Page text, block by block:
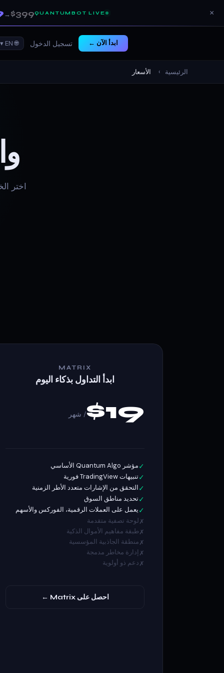
QUANTUMBOT LIVE
$399
→ ×
🌐 EN ▾ تسجيل الدخول ابدأ الآن ←
الرئيسية › الأسعار
اختر
MATRIX
ابدأ التداول بذكاء اليوم
$19/ شهر
✓مؤشر Quantum Algo الأساسي
✓تنبيهات TradingView فورية
✓التحقق من الإشارات متعدد الأطر الزمنية
✓تحديد مناطق السوق
✓يعمل على العملات الرقمية، الفوركس والأسهم
✗لوحة تصفية متقدمة
✗طبقة مفاهيم الأموال الذكية
✗منطقة الجاذبية المؤسسية
✗ إدارة مخاطر مدمجة
✗دعم ذو أولوية
احصل على Matrix ←